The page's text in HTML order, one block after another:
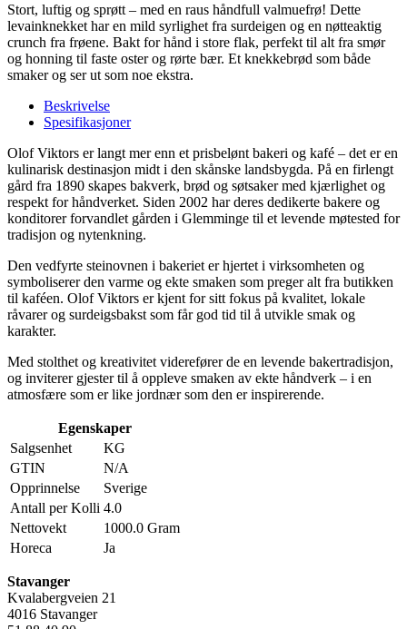
Stort, luftig og sprøtt – med en raus håndfull valmuefrø! Dette
levainknekket har en mild syrlighet fra surdeigen og en nøtteaktig
crunch fra frøene. Bakt for hånd i store flak, perfekt til alt fra smør
og honning til faste oster og rørte bær. Et knekkebrød som både
smaker og ser ut som noe ekstra.
Beskrivelse
Spesifikasjoner
Olof Viktors er langt mer enn et prisbelønt bakeri og kafé – det er en
kulinarisk destinasjon midt i den skånske landsbygda. På en firlengt
gård fra 1890 skapes bakverk, brød og søtsaker med kjærlighet og
respekt for håndverket. Siden 2002 har deres dedikerte bakere og
konditorer forvandlet gården i Glemminge til et levende møtested for
tradisjon og nytenkning.
Den vedfyrte steinovnen i bakeriet er hjertet i virksomheten og
symboliserer den varme og ekte smaken som preger alt fra butikken
til kaféen. Olof Viktors er kjent for sitt fokus på kvalitet, lokale
råvarer og surdeigsbakst som får god tid til å utvikle smak og
karakter.
Med stolthet og kreativitet viderefører de en levende bakertradisjon,
og inviterer gjester til å oppleve smaken av ekte håndverk – i en
atmosfære som er like jordnær som den er inspirerende.
Egenskaper
Salgsenhet
KG
GTIN
N/A
Opprinnelse
Sverige
Antall per Kolli 4.0
Nettovekt
1000.0 Gram
Horeca
Ja
Stavanger
Kvalabergveien 21
4016 Stavanger